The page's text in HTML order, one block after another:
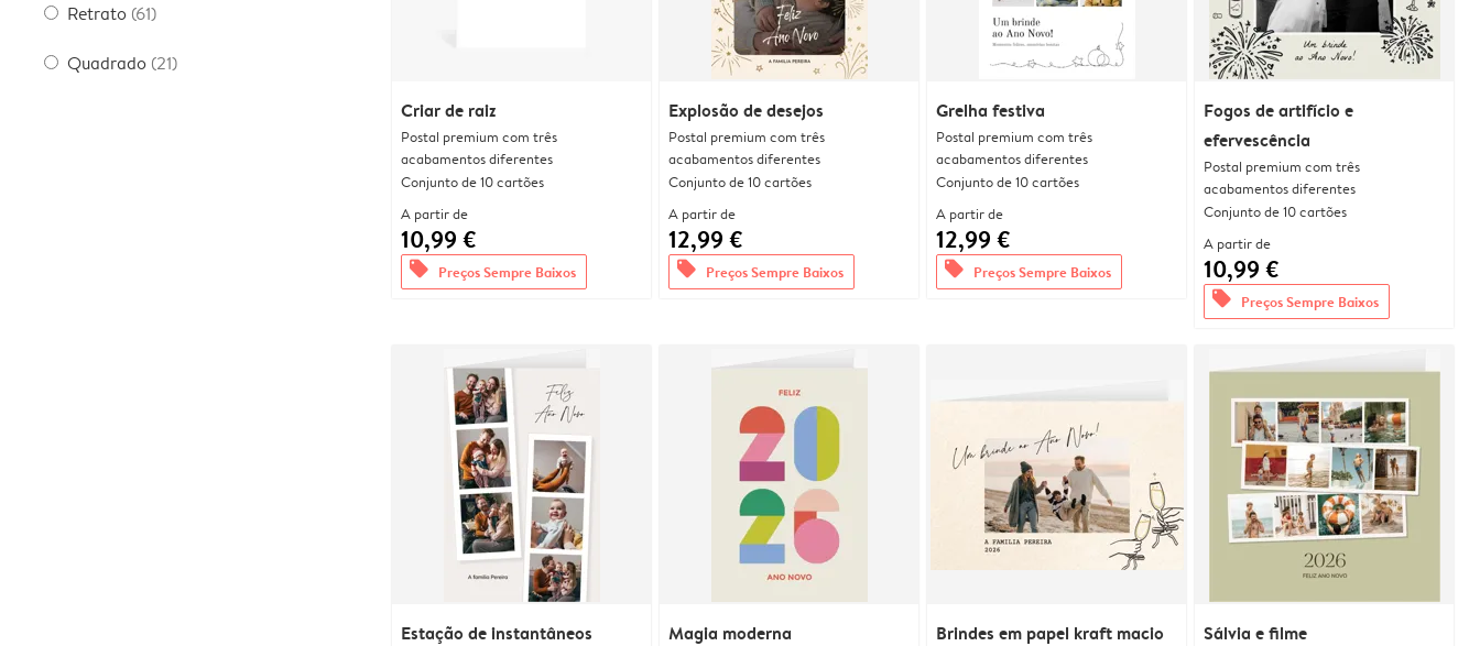
Retrato (61)
Quadrado (21)
Criar de raiz
Postal premium com três
acabamentos diferentes
Conjunto de 10 cartões
A partir de
10,99 €
offers Preços Sempre Baixos
Explosão de desejos
Postal premium com três
acabamentos diferentes
Conjunto de 10 cartões
A partir de
12,99 €
offers Preços Sempre Baixos
Grelha festiva
Postal premium com três
acabamentos diferentes
Conjunto de 10 cartões
A partir de
12,99 €
offers Preços Sempre Baixos
Fogos de artifício e
efervescência
Postal premium com três
acabamentos diferentes
Conjunto de 10 cartões
A partir de
10,99 €
offers Preços Sempre Baixos
Estação de instantâneos Magia moderna Brindes em papel kraft macio Sálvia e filme